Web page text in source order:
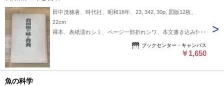
田中茂穗著、時代社、昭和18年、23, 342, 30p, 図版12枚、
22cm
裸本、表紙濡れシミ、ページ一部折れシワ、本文書き込み無し
ブックセンター・キャンパス
￥1,650
魚の科学